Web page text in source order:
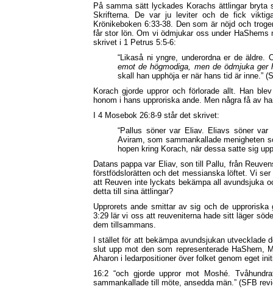
På samma sätt lyckades Korachs ättlingar
Skrifterna. De var ju leviter och de fick
Krönikeboken 6:33-38. Den som är nöjd och
får stor lön. Om vi ödmjukar oss under
skrivet i 1 Petrus 5:5-6:
“Likaså ni yngre, underordna er de
emot de högmodiga, men de ödmjuka
skall han upphöja er när hans tid är inne.”
Korach gjorde uppror och förlorade allt. Han
honom i hans upproriska ande. Men några få av
I 4 Mosebok 26:8-9 står det skrivet:
“Pallus söner var Eliav. Eliavs söner
Aviram, som sammankallade menigheten
hopen kring Korach, när dessa satte sig
Datans pappa var Eliav, son till Pallu, från
förstfödslorätten och det messianska löftet. Vi
att Reuven inte lyckats bekämpa all avundsjuka
detta till sina ättlingar?
Upprorets ande smittar av sig och de
3:29 lär vi oss att reuveniterna hade sitt läger
dem tillsammans.
I stället för att bekämpa avundsjukan
slut upp mot den som representerade HaShem,
Aharon i ledarpositioner över folket genom eget
16:2 “och gjorde uppror mot Moshé.
sammankallade till möte, ansedda män.” (SFB